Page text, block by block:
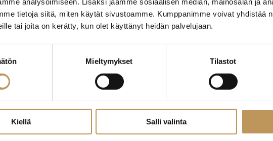
analysoimiseen. Lisäksi jaamme sosiaalisen median, mainosalan ja
tietoja siitä, miten käytät sivustoamme. Kumppanimme voivat yhdistää
tai joita on kerätty, kun olet käyttänyt heidän palvelujaan.
Mieltymykset Tilastot
Kiellä Salli valinta